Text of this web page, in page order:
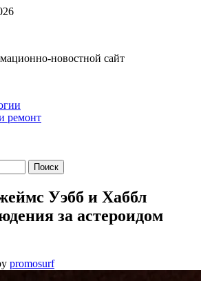
новостной сайт
ремонт
Уэбб и Хаббл
за астероидом
promosurf